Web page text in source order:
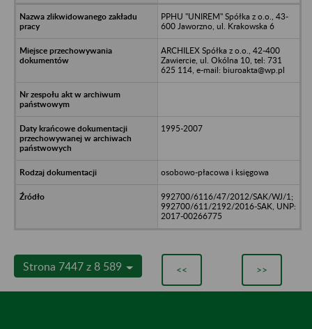
PPHU "UNIREM" Spółka z o.o., 43-
600 Jaworzno, ul. Krakowska 6
ARCHILEX Spółka z o.o., 42-400
Zawiercie, ul. Okólna 10, tel: 731
625 114, e-mail: biuroakta@wp.pl
1995-2007
osobowo-płacowa i księgowa
992700/6116/47/2012/SAK/WJ/1;
992700/611/2192/2016-SAK, UNP:
2017-00266775
Strona 7447 z 8 589 << >>